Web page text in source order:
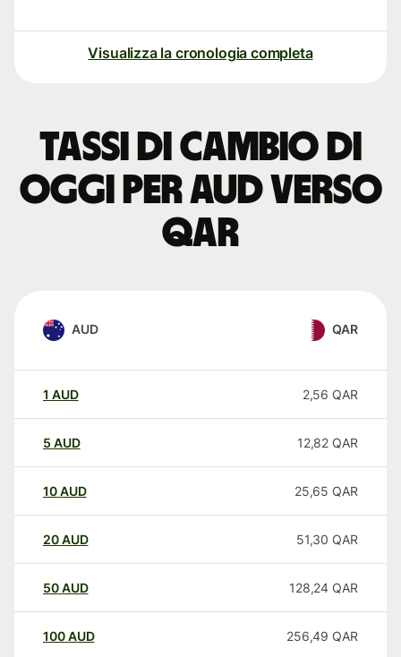
Visualizza la cronologia completa
Tassi di cambio di
oggi per AUD verso
QAR
AUD QAR
1 AUD 2,56 QAR
5 AUD 12,82 QAR
10AUD 25,65 QAR
20AUD 51,30 QAR
50AUD 128,24 QAR
100AUD 256,49 QAR